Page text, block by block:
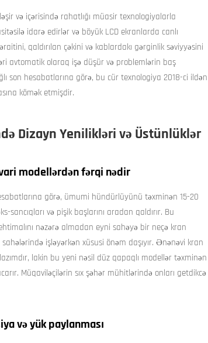
və içərisində rahatlığı müasir texnologiyalarla
idarə edirlər və böyük LCD ekranlarda canlı
qaldırılan çəkini və kablardakı gərginlik səviyyəsini
avtomatik olaraq işə düşür və problemlərin baş
son hesabatlarına görə, bu cür texnologiya 2018-ci ildən
kömək etmişdir.
Dizayn Yenilikləri və Üstünlüklər
modellərdən fərqi nədir
görə, ümumi hündürlüyünü təxminən 15-20
və pişik başlarını aradan qaldırır. Bu
nəzərə almadan eyni sahəyə bir neçə kran
işləyərkən xüsusi önəm daşıyır. Ənənəvi kran
lakin bu yeni nəsil düz qapaqlı modellər təxminən
Müqaviləçilərin sıx şəhər mühitlərində onları getdikcə
və yük paylanması